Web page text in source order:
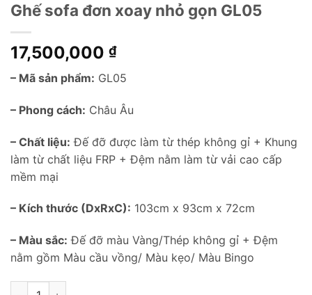
Ghế sofa đơn xoay nhỏ gọn GL05
17,500,000 ₫
– Mã sản phẩm: GL05
– Phong cách: Châu Âu
– Chất liệu: Đế đỡ được làm từ thép không gỉ + Khung
làm từ chất liệu FRP + Đệm nằm làm từ vải cao cấp
mềm mại
– Kích thước (DxRxC): 103cm x 93cm x 72cm
– Màu sắc: Đế đỡ màu Vàng/Thép không gỉ + Đệm
nằm gồm Màu cầu vồng/ Màu kẹo/ Màu Bingo
Ghế sofa đơn xoay nhỏ gọn GL05 số lượng